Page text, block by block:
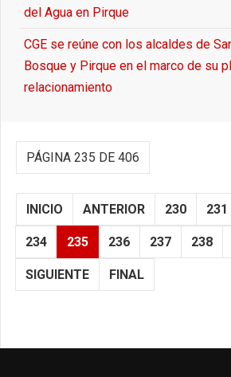
del Agua en Pirque
CGE se reúne con los alcaldes de
Bosque y Pirque en el marco de su
relacionamiento
PÁGINA 235 DE 406
INICIO ANTERIOR 230 231
234 235 236 237 238
SIGUIENTE FINAL